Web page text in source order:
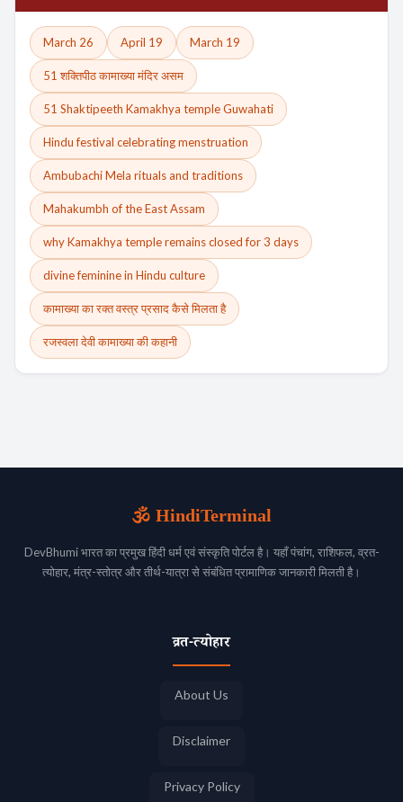
March 26 April 19 March 19
51 शक्तिपीठ कामाख्या मंदिर असम
51 Shaktipeeth Kamakhya temple Guwahati
Hindu festival celebrating menstruation
Ambubachi Mela rituals and traditions
Mahakumbh of the East Assam
why Kamakhya temple remains closed for 3 days
divine feminine in Hindu culture
कामाख्या का रक्त वस्त्र प्रसाद कैसे मिलता है
रजस्वला देवी कामाख्या की कहानी
🕉️ HindiTerminal
DevBhumi भारत का प्रमुख हिंदी धर्म एवं संस्कृति पोर्टल है। यहाँ पंचांग, राशिफल, व्रत-
त्योहार, मंत्र-स्तोत्र और तीर्थ-यात्रा से संबंधित प्रामाणिक जानकारी मिलती है।
व्रत-त्योहार
About Us
Disclaimer
Privacy Policy